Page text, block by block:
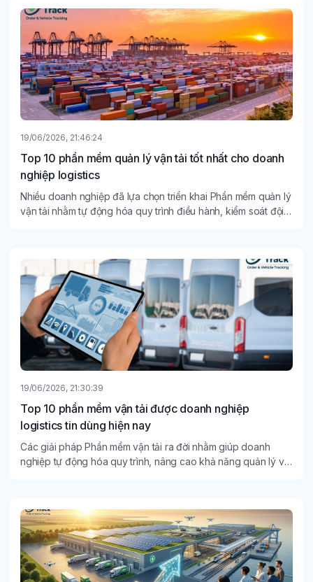
19/06/2026, 21:46:24
Top 10 phần mềm quản lý vận tải tốt nhất cho doanh
nghiệp logistics
Nhiều doanh nghiệp đã lựa chọn triển khai Phần mềm quản lý
vận tải nhằm tự động hóa quy trình điều hành, kiểm soát đội
19/06/2026, 21:30:39
Top 10 phần mềm vận tải được doanh nghiệp
logistics tin dùng hiện nay
Các giải pháp Phần mềm vận tải ra đời nhằm giúp doanh
nghiệp tự động hóa quy trình, nâng cao khả năng quản lý và